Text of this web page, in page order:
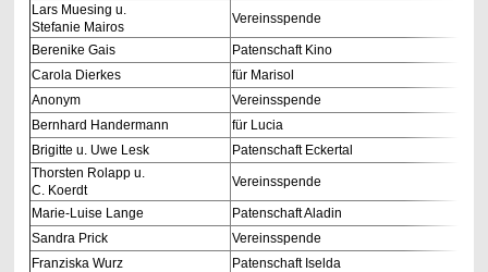
Lars Muesing u.
Stefanie Mairos
Vereinsspende
Berenike Gais
Patenschaft Kino
Carola Dierkes
für Marisol
Anonym
Vereinsspende
Bernhard Handermann
für Lucia
Brigitte u. Uwe Lesk
Patenschaft Eckertal
Thorsten Rolapp u.
C. Koerdt
Vereinsspende
Marie-Luise Lange
Patenschaft Aladin
Sandra Prick
Vereinsspende
Franziska Wurz
Patenschaft Iselda